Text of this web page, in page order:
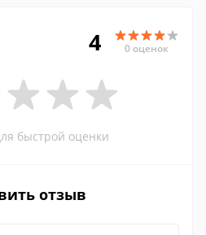
4 0 оценок
быстрой оценки
отзыв